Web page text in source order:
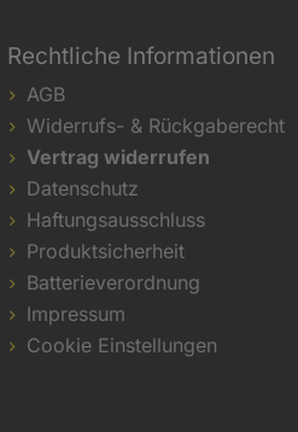
Rechtliche Informationen
AGB
Widerrufs- & Rückgaberecht
Vertrag widerrufen
Datenschutz
Haftungsausschluss
Produktsicherheit
Batterieverordnung
Impressum
Cookie Einstellungen